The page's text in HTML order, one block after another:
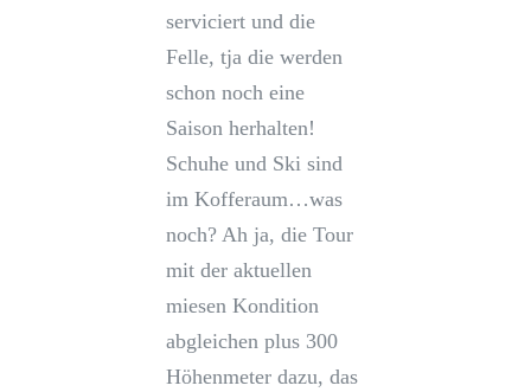
serviciert und die
Felle, tja die werden
schon noch eine
Saison herhalten!
Schuhe und Ski sind
im Kofferaum…was
noch? Ah ja, die Tour
mit der aktuellen
miesen Kondition
abgleichen plus 300
Höhenmeter dazu, das